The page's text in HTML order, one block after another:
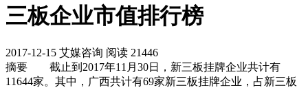
三板企业市值排行榜
2017-12-15 艾媒咨询 阅读 21446
摘要 截止到2017年11月30日，新三板挂牌企业共计有
11644家。其中，广西共计有69家新三板挂牌企业，占新三板